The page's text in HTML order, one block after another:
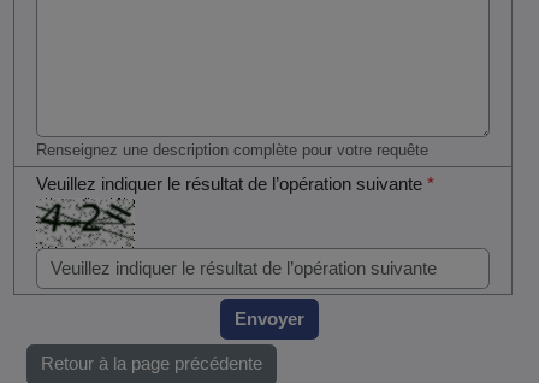
Renseignez une description complète pour votre requête
Veuillez indiquer le résultat de l’opération suivante*
Envoyer
Retour à la page précédente